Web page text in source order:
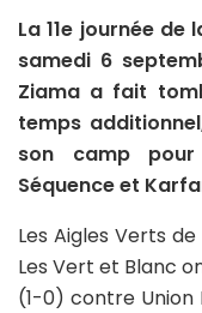
La 11e journée de
samedi 6
Ziama a fait
temps
son camp
Séquence et
Les Aigles Verts
Les Vert et Blanc
(1-0) contre Union